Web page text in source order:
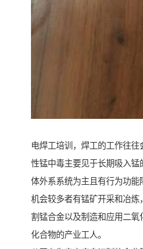
电焊工培训，焊工的工作往
性锰中毒主要见于长期吸入
体外系系统为主且有行为功
机会较多者有锰矿开采和冶
割锰合金以及制造和应用二
化合物的产业工人。